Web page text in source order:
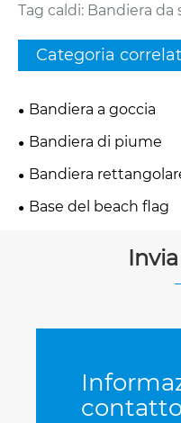
Tag caldi: Bandiera
Categoria
Bandiera a goccia
Bandiera di piume
Bandiera
Base del beach flag
contatto